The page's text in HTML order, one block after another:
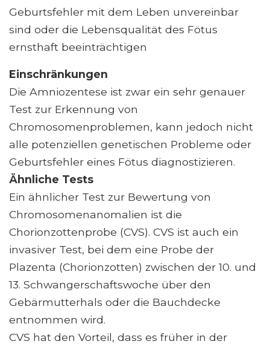
Geburtsfehler mit dem Leben unvereinbar
sind oder die Lebensqualität des Fötus
ernsthaft beeinträchtigen
Einschränkungen
Die Amniozentese ist zwar ein sehr genauer
Test zur Erkennung von
Chromosomenproblemen, kann jedoch nicht
alle potenziellen genetischen Probleme oder
Geburtsfehler eines Fötus diagnostizieren.
Ähnliche Tests
Ein ähnlicher Test zur Bewertung von
Chromosomenanomalien ist die
Chorionzottenprobe (CVS). CVS ist auch ein
invasiver Test, bei dem eine Probe der
Plazenta (Chorionzotten) zwischen der 10. und
13. Schwangerschaftswoche über den
Gebärmutterhals oder die Bauchdecke
entnommen wird.
CVS hat den Vorteil, dass es früher in der